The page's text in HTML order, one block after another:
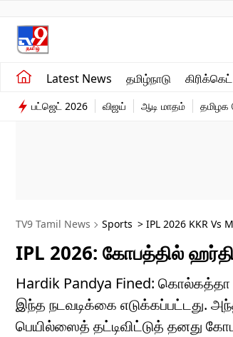
Latest News தமிழ்நாடு கிரிக்கெட்
சமீபத்திய செய்திகள்
தமிழ்நாடு
பட்ஜெட் 2026 விஜய் ஆடி மாதம்
TV9 Tamil News Sports > IPL 2026 KKR Vs
IPL 2026: கோபத்தில்
Hardik Pandya Fined:
இந்த நடவடிக்கை எடுக்கப்பட்டது.
பெயில்ஸைத் தட்டிவிட்டுத் தனது